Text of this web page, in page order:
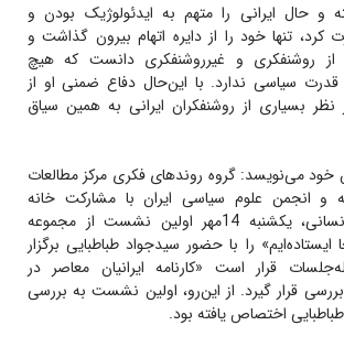
و حال ایرانی را متهم به ایدئولوژیک‌ بودن و
تنها خود را از دایره اتهام بیرون گذاشت و
از روشنفکری و غیرروشنفکری دانست که هیچ
سیاسی ندارد. با این‌حال دفاع ضمنی او از
نظر بسیاری از روشنفکران ایرانی به همین سیاق
خود می‌نویسد: گروه روندهای فکری مرکز مطالعات
و انجمن علوم سیاسی ایران با مشارکت خانه
اندیشمندان علوم انسانی، یکشنبه 14مهر اولین نشست از مجموعه
را با حضور سیدجواد طباطبایی برگزار
قرار است «کارنامه ایرانیان معاصر در
قرار گیرد. از این‌رو، اولین نشست به بررسی
اختصاص یافته بود.